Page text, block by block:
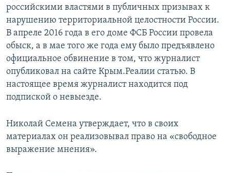
российскими властями в публичных призывах к
нарушению территориальной целостности России.
В апреле 2016 года в его доме ФСБ России провела
обыск, а в мае того же года ему было предъявлено
официальное обвинение в том, что журналист
опубликовал на сайте Крым.Реалии статью. В
настоящее время журналист находится под
подпиской о невыезде.
Николай Семена утверждает, что в своих
материалах он реализовывал право на «свободное
выражение мнения».